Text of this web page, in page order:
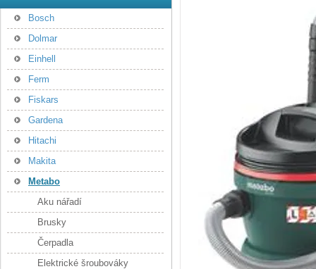
Bosch
Dolmar
Einhell
Ferm
Fiskars
Gardena
Hitachi
Makita
Metabo
Aku nářadí
Brusky
Čerpadla
Elektrické šroubováky